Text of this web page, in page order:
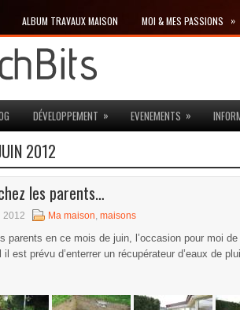
ALBUM TRAVAUX MAISON MOI & MES PASSIONS »
DÉVELOPPEMENT » EVENEMENTS »
2012
les parents…
2012 Ma maison, maisons
parents en ce mois de juin, l’occasion pour moi
il est prévu d’enterrer un récupérateur d’eaux de